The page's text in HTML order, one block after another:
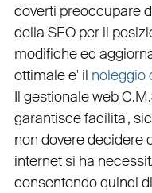
doverti preoccupare
della SEOper il
modifiche ed
ottimale e' il noleggio
Il gestionale web
garantiscefacilita',
non dovere decidere
internet si ha
consentendo quindi